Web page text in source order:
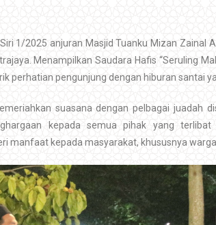
1/2025 anjuran Masjid Tuanku Mizan Zainal
Menampilkan Saudara Hafis “Seruling
perhatian pengunjung dengan hiburan santai
suasana dengan pelbagai juadah
kepada semua pihak yang
manfaat kepada masyarakat, khususnya